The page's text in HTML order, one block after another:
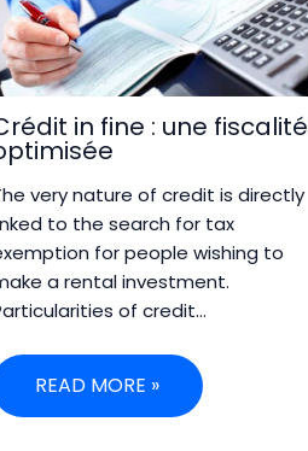
in fine : une fiscalité
very nature of credit is directly
to the search for tax
for people wishing to
a rental investment.
of credit…
READ MORE »